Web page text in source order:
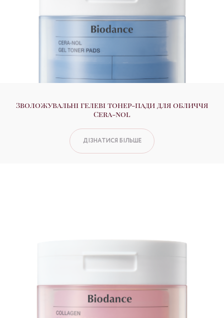
Зволожувальні гелеві тонер-пади для обличчя
Cera-nol
ДІЗНАТИСЯ БІЛЬШЕ